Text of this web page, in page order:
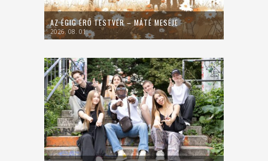
AZ ÉGIG ÉRŐ TESTVÉR – MÁTÉ MESÉJE
2026. 08. 01.